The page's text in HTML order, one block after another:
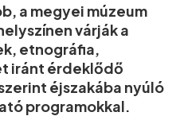
a megyei múzeum
várják a
etnográfia,
iránt érdeklődő
éjszakába nyúló
programokkal.